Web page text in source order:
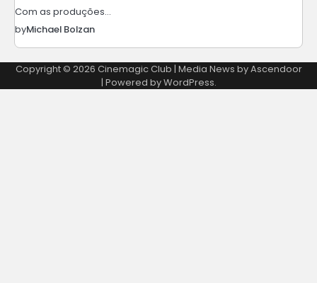
Com as produções…
byMichael Bolzan
Copyright © 2026 Cinemagic Club | Media News byAscendoor
| Powered byWordPress.